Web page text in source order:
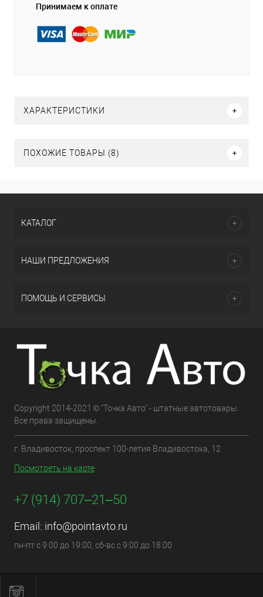
Принимаем к оплате
ХАРАКТЕРИСТИКИ
ПОХОЖИЕ ТОВАРЫ (8)
КАТАЛОГ
НАШИ ПРЕДЛОЖЕНИЯ
ПОМОЩЬ И СЕРВИСЫ
Copyright 2014-2021 © "Точка Авто" - штатные автотовары.
Все права защищены.
г. Владивосток, проспект 100-летия Владивостока, 12
Посмотреть на карте
+7 (914) 707‒21‒50
Email: info@pointavto.ru
пн-пт с 9:00 до 19:00, сб-вс с 9:00 до 18:00